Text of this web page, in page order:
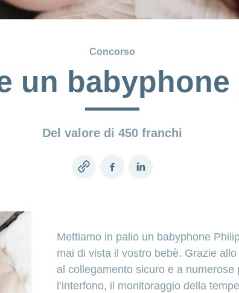
Concorso
un
Del valore di 450 franchi
Copy
FacebookLinkedIn
Mettiamo in palio un babyphone
mai di vista il vostro bebè. Grazie
al collegamento sicuro e a numerose
l’interfono, il monitoraggio della